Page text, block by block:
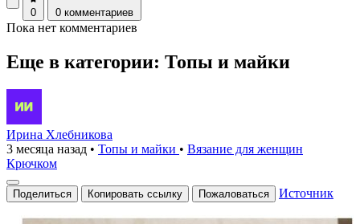
0 0 комментариев
Пока нет комментариев
Еще в категории: Топы и майки
Ирина Хлебникова
3 месяца назад • Топы и майки • Вязание для женщин
Крючком
Поделиться Копировать ссылку Пожаловаться Источник